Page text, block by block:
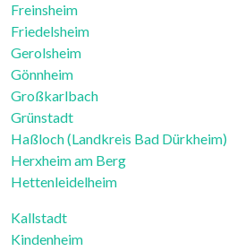
Freinsheim
Friedelsheim
Gerolsheim
Gönnheim
Großkarlbach
Grünstadt
Haßloch (Landkreis Bad Dürkheim)
Herxheim am Berg
Hettenleidelheim
Kallstadt
Kindenheim